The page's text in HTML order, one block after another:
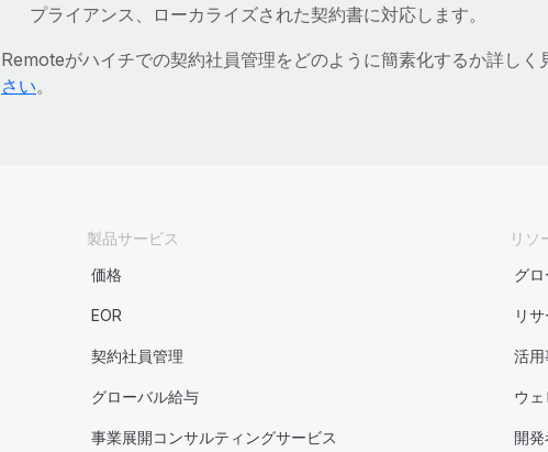
プライアンス、ローカライズされた契約書に対応します。
Remoteがハイチでの契約社員管理をどのように簡素化するか詳しく
さい。
製品サービス
価格
EOR
契約社員管理
グローバル給与
事業展開コンサルティングサービス
リソ
グ
リ
活用
ウ
開